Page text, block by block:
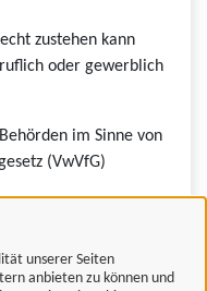
unserer Seiten
anbieten zu können und
zustehen kann
oder gewerblich
im Sinne von
(VwVfG)